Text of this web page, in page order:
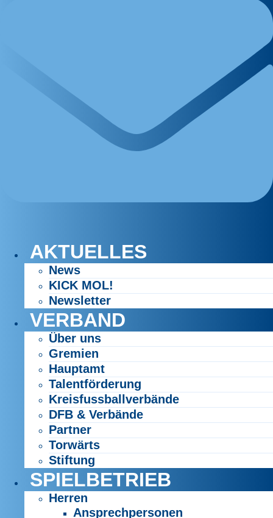
AKTUELLES
News
KICK MOL!
Newsletter
VERBAND
Über uns
Gremien
Hauptamt
Talentförderung
Kreisfussballverbände
DFB & Verbände
Partner
Torwärts
Stiftung
SPIELBETRIEB
Herren
Ansprechpersonen